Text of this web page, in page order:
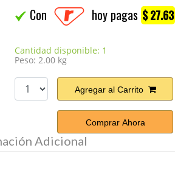
Con hoy pagas$ 27.63
Cantidad disponible: 1
Peso: 2.00 kg
Agregar al Carrito
Comprar Ahora
Adicional